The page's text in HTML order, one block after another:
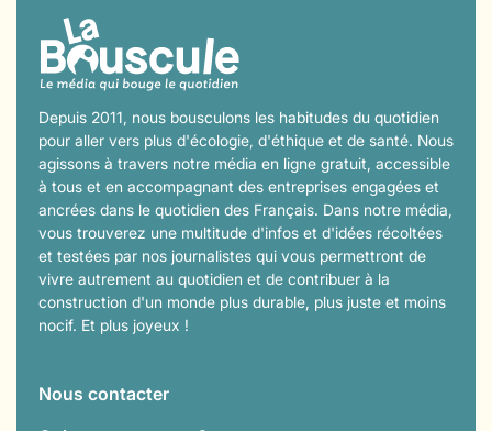
Depuis 2011, nous bousculons les habitudes du quotidien
pour aller vers plus d'écologie, d'éthique et de santé. Nous
agissons à travers notre média en ligne gratuit, accessible
à tous et en accompagnant des entreprises engagées et
ancrées dans le quotidien des Français. Dans notre média,
vous trouverez une multitude d'infos et d'idées récoltées
et testées par nos journalistes qui vous permettront de
vivre autrement au quotidien et de contribuer à la
construction d'un monde plus durable, plus juste et moins
nocif. Et plus joyeux !
Nous contacter